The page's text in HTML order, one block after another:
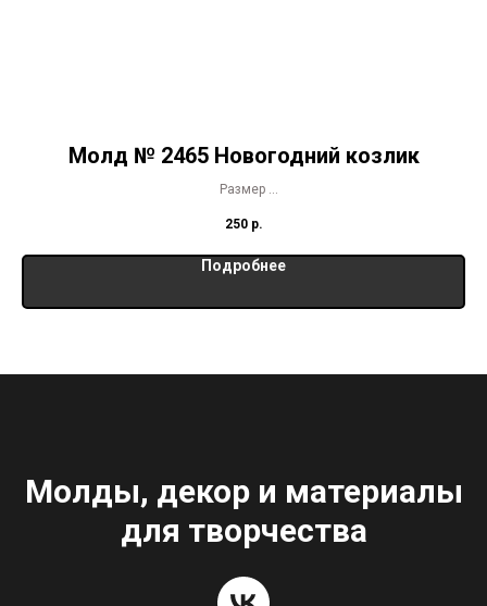
Молд № 2465 Новогодний козлик
Размер
250 р.
Подробнее
Молды, декор и материалы
для творчества